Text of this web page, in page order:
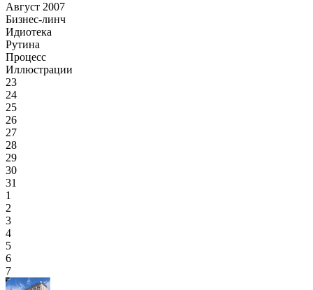
Август 2007
Бизнес-линч
Идиотека
Рутина
Процесс
Иллюстрации
23
24
25
26
27
28
29
30
31
1
2
3
4
5
6
7